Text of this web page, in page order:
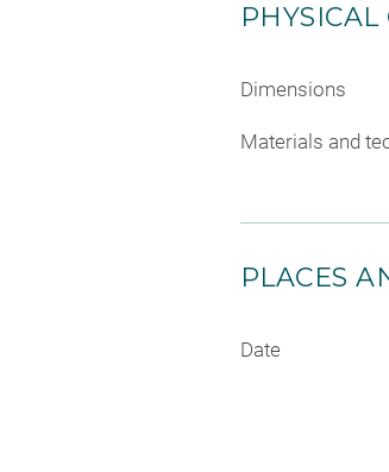
PHYSICAL
Dimensions
Materials and
PLACES
Date